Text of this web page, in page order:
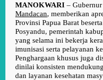
MANOKWARI –
Mandacan, memberikan
Provinsi Papua Barat
Posyandu, pemerintah
yang selama ini bekerja
imunisasi serta pelayanan
Penghargaan khusus juga
dinilai konsisten
dan layanan kesehatan